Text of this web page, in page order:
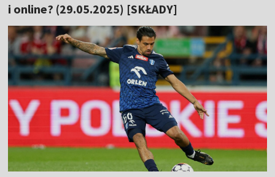
i online? (29.05.2025) [SKŁADY]